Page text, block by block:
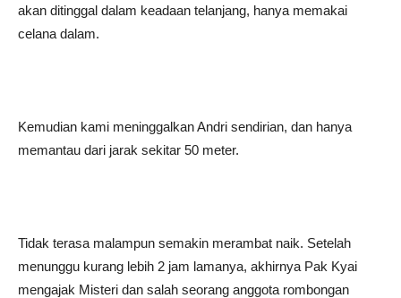
akan ditinggal dalam keadaan telanjang, hanya memakai
celana dalam.
Kemudian kami meninggalkan Andri sendirian, dan hanya
memantau dari jarak sekitar 50 meter.
Tidak terasa malampun semakin merambat naik. Setelah
menunggu kurang lebih 2 jam lamanya, akhirnya Pak Kyai
mengajak Misteri dan salah seorang anggota rombongan